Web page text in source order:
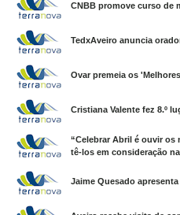
CNBB promove curso de
TedxAveiro anuncia
Ovar premeia os
Cristiana Valente fez 8.º
“Celebrar Abril é ouvir os
tê-los em consideração
Jaime Quesado